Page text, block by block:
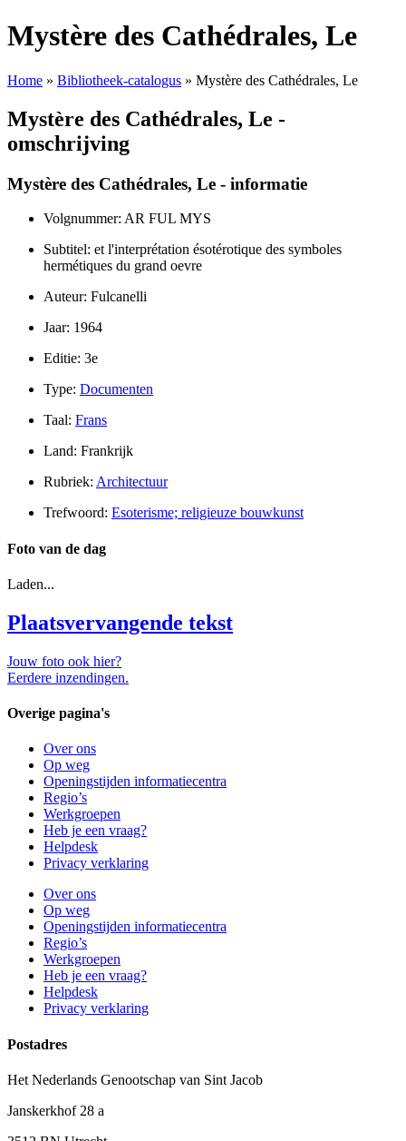
Mystère des Cathédrales, Le
Home » Bibliotheek-catalogus » Mystère des Cathédrales, Le
Mystère des Cathédrales, Le -
omschrijving
Mystère des Cathédrales, Le - informatie
Volgnummer: AR FUL MYS
Subtitel: et l'interprétation ésotérotique des symboles
hermétiques du grand oevre
Auteur: Fulcanelli
Jaar: 1964
Editie: 3e
Type: Documenten
Taal: Frans
Land: Frankrijk
Rubriek: Architectuur
Trefwoord: Esoterisme; religieuze bouwkunst
Foto van de dag
Laden...
Plaatsvervangende tekst
Jouw foto ook hier?
Eerdere inzendingen.
Overige pagina's
Over ons
Op weg
Openingstijden informatiecentra
Regio’s
Werkgroepen
Heb je een vraag?
Helpdesk
Privacy verklaring
Over ons
Op weg
Openingstijden informatiecentra
Regio’s
Werkgroepen
Heb je een vraag?
Helpdesk
Privacy verklaring
Postadres
Het Nederlands Genootschap van Sint Jacob
Janskerkhof 28 a